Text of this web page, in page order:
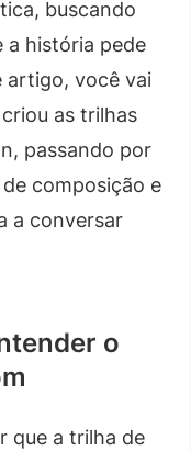
buscando
a história pede
artigo, você vai
as trilhas
passando por
composição e
a conversar
o
que a trilha de